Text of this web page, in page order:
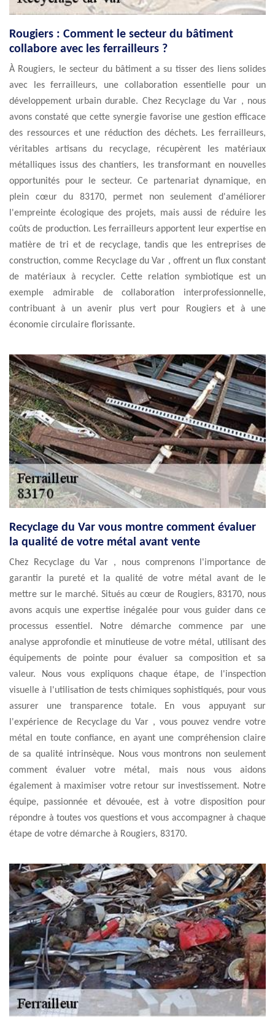
Rougiers : Comment le secteur du bâtiment
collabore avec les ferrailleurs ?
À Rougiers, le secteur du bâtiment a su tisser des liens solides
avec les ferrailleurs, une collaboration essentielle pour un
développement urbain durable. Chez Recyclage du Var , nous
avons constaté que cette synergie favorise une gestion efficace
des ressources et une réduction des déchets. Les ferrailleurs,
véritables artisans du recyclage, récupèrent les matériaux
métalliques issus des chantiers, les transformant en nouvelles
opportunités pour le secteur. Ce partenariat dynamique, en
plein cœur du 83170, permet non seulement d'améliorer
l'empreinte écologique des projets, mais aussi de réduire les
coûts de production. Les ferrailleurs apportent leur expertise en
matière de tri et de recyclage, tandis que les entreprises de
construction, comme Recyclage du Var , offrent un flux constant
de matériaux à recycler. Cette relation symbiotique est un
exemple admirable de collaboration interprofessionnelle,
contribuant à un avenir plus vert pour Rougiers et à une
économie circulaire florissante.
Recyclage du Var vous montre comment évaluer
la qualité de votre métal avant vente
Chez Recyclage du Var , nous comprenons l'importance de
garantir la pureté et la qualité de votre métal avant de le
mettre sur le marché. Situés au cœur de Rougiers, 83170, nous
avons acquis une expertise inégalée pour vous guider dans ce
processus essentiel. Notre démarche commence par une
analyse approfondie et minutieuse de votre métal, utilisant des
équipements de pointe pour évaluer sa composition et sa
valeur. Nous vous expliquons chaque étape, de l'inspection
visuelle à l'utilisation de tests chimiques sophistiqués, pour vous
assurer une transparence totale. En vous appuyant sur
l'expérience de Recyclage du Var , vous pouvez vendre votre
métal en toute confiance, en ayant une compréhension claire
de sa qualité intrinsèque. Nous vous montrons non seulement
comment évaluer votre métal, mais nous vous aidons
également à maximiser votre retour sur investissement. Notre
équipe, passionnée et dévouée, est à votre disposition pour
répondre à toutes vos questions et vous accompagner à chaque
étape de votre démarche à Rougiers, 83170.